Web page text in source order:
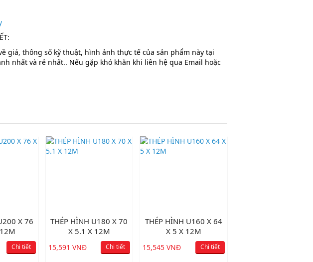
giá, thông số kỹ thuật, hình ảnh thực tế của sản phẩm này tại
nhất và rẻ nhất.. Nếu gặp khó khăn khi liên hệ qua Email hoặc
X 76
Chi tiết
THÉP HÌNH U180 X 70
X 5.1 X 12M
15,591 VNĐ Chi tiết
THÉP HÌNH U160 X 64
X 5 X 12M
15,545 VNĐ Chi tiết